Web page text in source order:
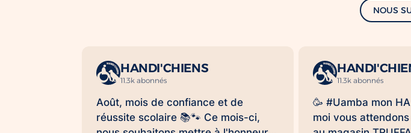
NOUS
HANDI'CHIENS
11.3k abonnés
Août, mois de confiance et de
réussite scolaire 📚🐾 Ce mois-ci,
11.3k abonnés
🥳 #Uamba mon
moi vous